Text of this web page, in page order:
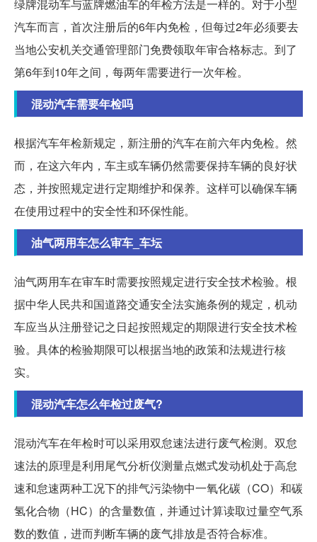
绿牌混动车与蓝牌燃油车的年检方法是一样的。对于小型
汽车而言，首次注册后的6年内免检，但每过2年必须要去
当地公安机关交通管理部门免费领取年审合格标志。到了
第6年到10年之间，每两年需要进行一次年检。
混动汽车需要年检吗
根据汽车年检新规定，新注册的汽车在前六年内免检。然
而，在这六年内，车主或车辆仍然需要保持车辆的良好状
态，并按照规定进行定期维护和保养。这样可以确保车辆
在使用过程中的安全性和环保性能。
油气两用车怎么审车_车坛
油气两用车在审车时需要按照规定进行安全技术检验。根
据中华人民共和国道路交通安全法实施条例的规定，机动
车应当从注册登记之日起按照规定的期限进行安全技术检
验。具体的检验期限可以根据当地的政策和法规进行核
实。
混动汽车怎么年检过废气?
混动汽车在年检时可以采用双怠速法进行废气检测。双怠
速法的原理是利用尾气分析仪测量点燃式发动机处于高怠
速和怠速两种工况下的排气污染物中一氧化碳（CO）和碳
氢化合物（HC）的含量数值，并通过计算读取过量空气系
数的数值，进而判断车辆的废气排放是否符合标准。